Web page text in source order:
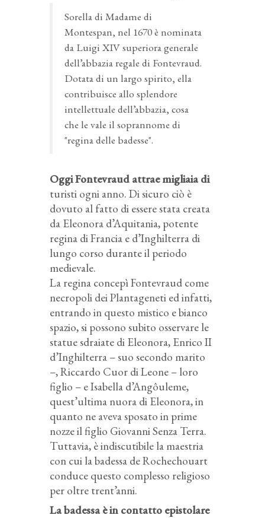
Sorella di Madame di
Montespan, nel 1670 è nominata
da Luigi XIV superiora generale
dell’abbazia regale di Fontevraud.
Dotata di un largo spirito, ella
contribuisce allo splendore
intellettuale dell’abbazia, cosa
che le vale il soprannome di
"regina delle badesse".
Oggi Fontevraud attrae migliaia di
turisti ogni anno. Di sicuro ciò è
dovuto al fatto di essere stata creata
da Eleonora d’Aquitania, potente
regina di Francia e d’Inghilterra di
lungo corso durante il periodo
medievale.
La regina concepì Fontevraud come
necropoli dei Plantageneti ed infatti,
entrando in questo mistico e bianco
spazio, si possono subito osservare le
statue sdraiate di Eleonora, Enrico II
d’Inghilterra – suo secondo marito
–, Riccardo Cuor di Leone – loro
figlio – e Isabella d’Angôuleme,
quest’ultima nuora di Eleonora, in
quanto ne aveva sposato in prime
nozze il figlio Giovanni Senza Terra.
Tuttavia, è indiscutibile la maestria
con cui la badessa de Rochechouart
conduce questo complesso religioso
per oltre trent’anni.
La badessa è in contatto epistolare